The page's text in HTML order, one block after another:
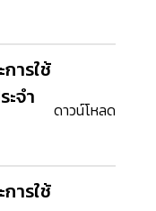
ารใช้
จำ
ดาวน์โหลด
ารใช้